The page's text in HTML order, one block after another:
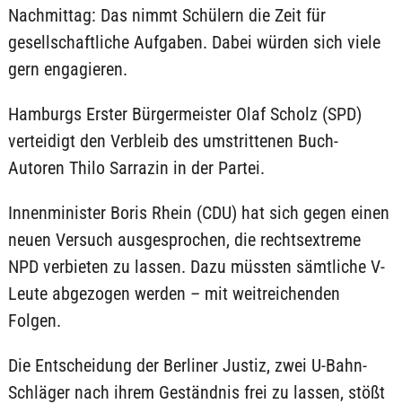
Nachmittag: Das nimmt Schülern die Zeit für
gesellschaftliche Aufgaben. Dabei würden sich viele
gern engagieren.
Hamburgs Erster Bürgermeister Olaf Scholz (SPD)
verteidigt den Verbleib des umstrittenen Buch-
Autoren Thilo Sarrazin in der Partei.
Innenminister Boris Rhein (CDU) hat sich gegen einen
neuen Versuch ausgesprochen, die rechtsextreme
NPD verbieten zu lassen. Dazu müssten sämtliche V-
Leute abgezogen werden – mit weitreichenden
Folgen.
Die Entscheidung der Berliner Justiz, zwei U-Bahn-
Schläger nach ihrem Geständnis frei zu lassen, stößt